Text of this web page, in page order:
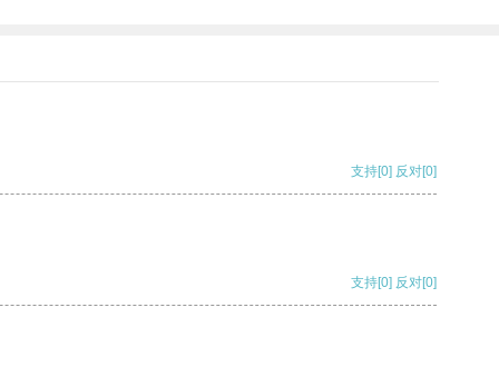
支持[0] 反对[0]
支持[0] 反对[0]